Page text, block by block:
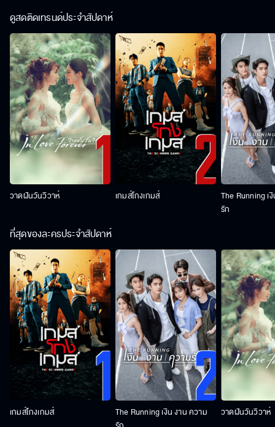
ดูสดติดเทรนด์ประจำสัปดาห์
วาดฝันวันวิวาห์ เกมส์โกงเกมส์
The Running เ
รัก
ที่สุดของละครประจำสัปดาห์
เกมส์โกงเกมส์
The Running เงิน งาน ความ
วาดฝันวันวิวาห์